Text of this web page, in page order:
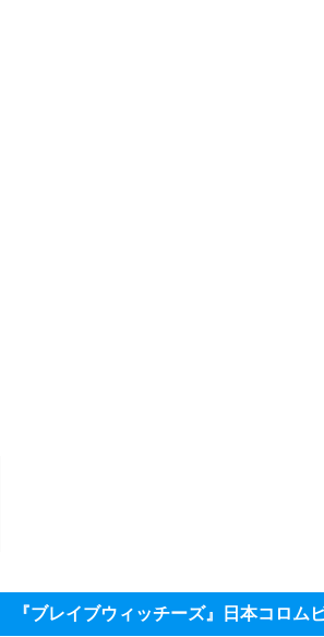
『ブレイブウィッチーズ』日本コロム